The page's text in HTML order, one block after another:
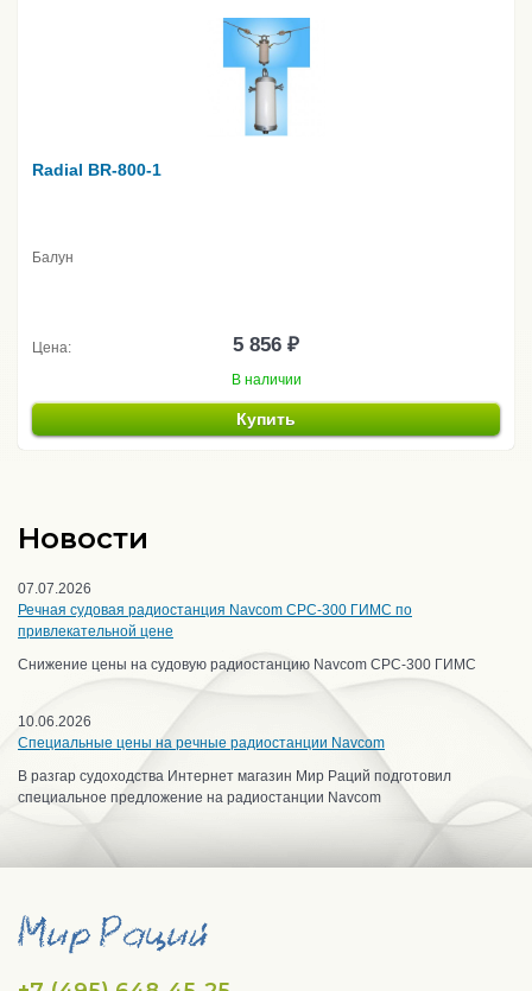
Radial BR-800-1
Балун
Цена: 5 856 ₽
В наличии
Купить
Новости
07.07.2026
Речная судовая радиостанция Navcom CPC-300 ГИМС по
привлекательной цене
Снижение цены на судовую радиостанцию Navcom CPC-300 ГИМС
10.06.2026
Специальные цены на речные радиостанции Navcom
В разгар судоходства Интернет магазин Мир Раций подготовил
специальное предложение на радиостанции Navcom